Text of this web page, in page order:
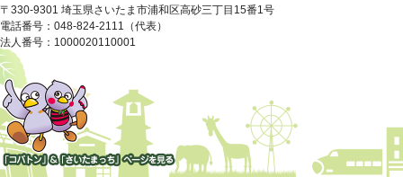
〒330-9301 埼玉県さいたま市浦和区高砂三丁目15番1号
電話番号：048-824-2111（代表）
法人番号：1000020110001
「コバトン」&「さいたまっ